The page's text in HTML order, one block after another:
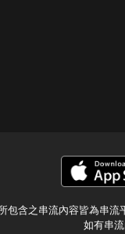
包含之串流內容皆為串流
如有串